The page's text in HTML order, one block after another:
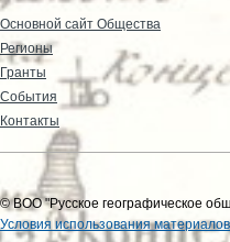
Основной сайт Общества
Регионы
Гранты
События
Контакты
© ВОО "Русское географическое
Условия использования материалов